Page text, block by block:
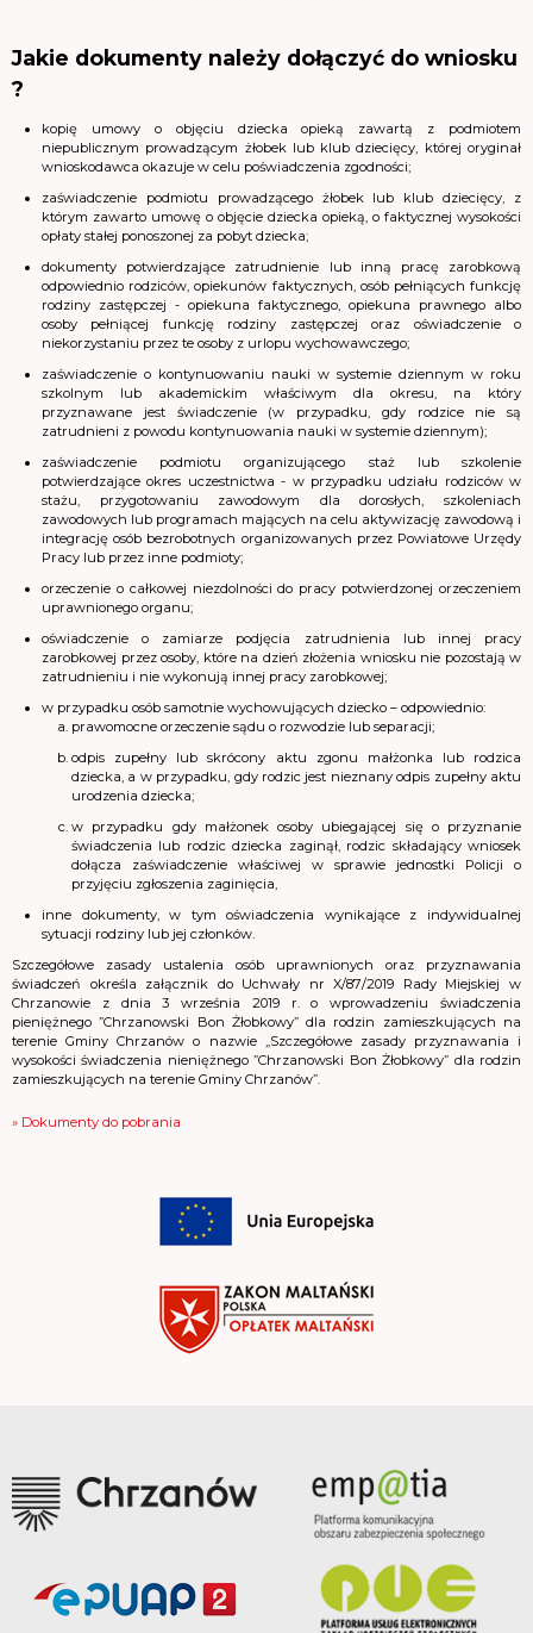
Jakie dokumenty należy dołączyć do wniosku
?
kopię umowy o objęciu dziecka opieką zawartą z podmiotem
niepublicznym prowadzącym żłobek lub klub dziecięcy, której oryginał
wnioskodawca okazuje w celu poświadczenia zgodności;
zaświadczenie podmiotu prowadzącego żłobek lub klub dziecięcy, z
którym zawarto umowę o objęcie dziecka opieką, o faktycznej wysokości
opłaty stałej ponoszonej za pobyt dziecka;
dokumenty potwierdzające zatrudnienie lub inną pracę zarobkową
odpowiednio rodziców, opiekunów faktycznych, osób pełniących funkcję
rodziny zastępczej - opiekuna faktycznego, opiekuna prawnego albo
osoby pełniącej funkcję rodziny zastępczej oraz oświadczenie o
niekorzystaniu przez te osoby z urlopu wychowawczego;
zaświadczenie o kontynuowaniu nauki w systemie dziennym w roku
szkolnym lub akademickim właściwym dla okresu, na który
przyznawane jest świadczenie (w przypadku, gdy rodzice nie są
zatrudnieni z powodu kontynuowania nauki w systemie dziennym);
zaświadczenie podmiotu organizującego staż lub szkolenie
potwierdzające okres uczestnictwa - w przypadku udziału rodziców w
stażu, przygotowaniu zawodowym dla dorosłych, szkoleniach
zawodowych lub programach mających na celu aktywizację zawodową i
integrację osób bezrobotnych organizowanych przez Powiatowe Urzędy
Pracy lub przez inne podmioty;
orzeczenie o całkowej niezdolności do pracy potwierdzonej orzeczeniem
uprawnionego organu;
oświadczenie o zamiarze podjęcia zatrudnienia lub innej pracy
zarobkowej przez osoby, które na dzień złożenia wniosku nie pozostają w
zatrudnieniu i nie wykonują innej pracy zarobkowej;
w przypadku osób samotnie wychowujących dziecko – odpowiednio:
prawomocne orzeczenie sądu o rozwodzie lub separacji;
odpis zupełny lub skrócony aktu zgonu małżonka lub rodzica
dziecka, a w przypadku, gdy rodzic jest nieznany odpis zupełny aktu
urodzenia dziecka;
w przypadku gdy małżonek osoby ubiegającej się o przyznanie
świadczenia lub rodzic dziecka zaginął, rodzic składający wniosek
dołącza zaświadczenie właściwej w sprawie jednostki Policji o
przyjęciu zgłoszenia zaginięcia,
inne dokumenty, w tym oświadczenia wynikające z indywidualnej
sytuacji rodziny lub jej członków.
Szczegółowe zasady ustalenia osób uprawnionych oraz przyznawania
świadczeń określa załącznik do Uchwały nr X/87/2019 Rady Miejskiej w
Chrzanowie z dnia 3 września 2019 r. o wprowadzeniu świadczenia
pieniężnego ”Chrzanowski Bon Żłobkowy” dla rodzin zamieszkujących na
terenie Gminy Chrzanów o nazwie „Szczegółowe zasady przyznawania i
wysokości świadczenia nieniężnego ”Chrzanowski Bon Żłobkowy” dla rodzin
zamieszkujących na terenie Gminy Chrzanów”.
» Dokumenty do pobrania